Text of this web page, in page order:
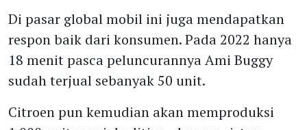
Di pasar global mobil ini juga mendapatkan
respon baik dari konsumen. Pada 2022 hanya
18 menit pasca peluncurannya Ami Buggy
sudah terjual sebanyak 50 unit.
Citroen pun kemudian akan memproduksi